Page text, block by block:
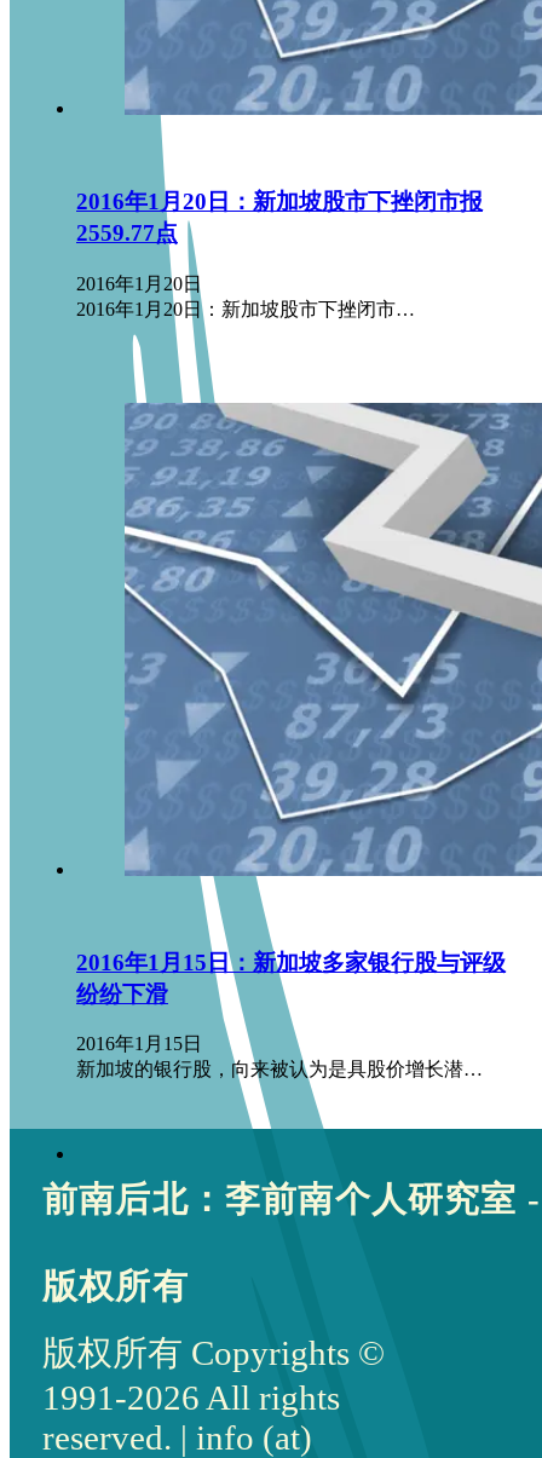
2016年1月20日：新加坡股市下挫闭市报
2559.77点
2016年1月20日
2016年1月20日：新加坡股市下挫闭市…
2016年1月15日：新加坡多家银行股与评级
纷纷下滑
2016年1月15日
新加坡的银行股，向来被认为是具股价增长潜…
前南后北：李前南个人研究室 -
版权所有
版权所有 Copyrights ©
1991-2026 All rights
reserved. | info (at)